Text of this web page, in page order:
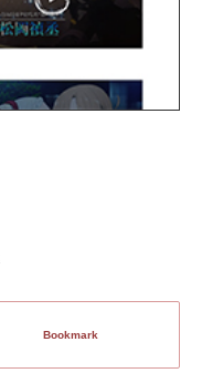
Bookmark